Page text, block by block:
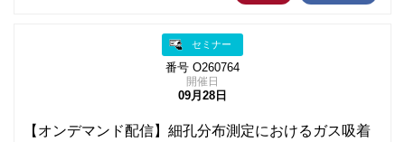
セミナー
番号 O260764
開催日
09月28日
【オンデマンド配信】細孔分布測定におけるガス吸着